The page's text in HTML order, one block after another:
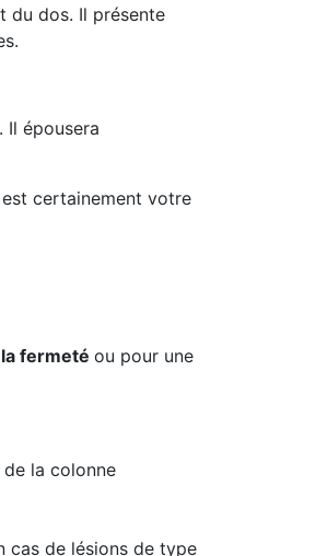
du dos. Il présente
Il épousera
certainement votre
fermeté ou pour une
la colonne
cas de lésions de type